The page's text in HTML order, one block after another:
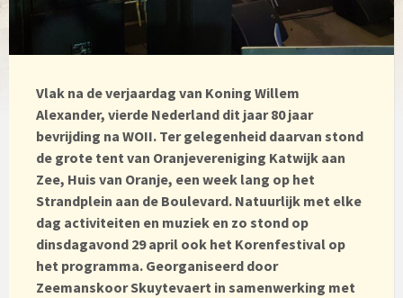
Vlak na de verjaardag van Koning Willem
Alexander, vierde Nederland dit jaar 80 jaar
bevrijding na WOII. Ter gelegenheid daarvan stond
de grote tent van Oranjevereniging Katwijk aan
Zee, Huis van Oranje, een week lang op het
Strandplein aan de Boulevard. Natuurlijk met elke
dag activiteiten en muziek en zo stond op
dinsdagavond 29 april ook het Korenfestival op
het programma. Georganiseerd door
Zeemanskoor Skuytevaert in samenwerking met